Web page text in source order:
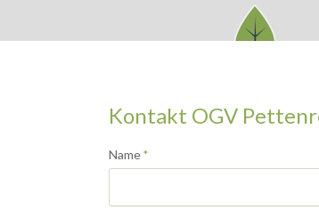
Kontakt OGV
Pflichtfeld
Name*